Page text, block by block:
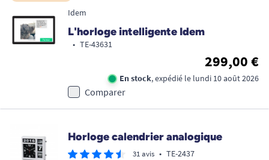
Idem
L'horloge intelligente Idem
• TE-43631
299,00 €
En stock, expédié le lundi 10 août 2026
Comparer
Horloge calendrier analogique
31 avis • TE-2437